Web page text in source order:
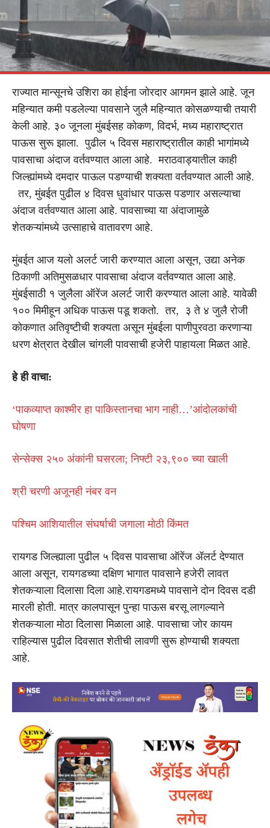
राज्यात मान्सूनचे उशिरा का होईना जोरदार आगमन झाले आहे. जून
महिन्यात कमी पडलेल्या पावसाने जुलै महिन्यात कोसळण्याची तयारी
केली आहे. ३० जूनला मुंबईसह कोकण, विदर्भ, मध्य महाराष्ट्रात
पाऊस सुरू झाला. पुढील ५ दिवस महाराष्ट्रातील काही भागांमध्ये
पावसाचा अंदाज वर्तवण्यात आला आहे. मराठवाड्यातील काही
जिल्ह्यांमध्ये दमदार पाऊल पडण्याची शक्यता वर्तवण्यात आली आहे.
तर, मुंबईत पुढील ४ दिवस धुवांधार पाऊस पडणार असल्याचा
अंदाज वर्तवण्यात आला आहे. पावसाच्या या अंदाजामुळे
शेतकऱ्यांमध्ये उत्साहाचे वातावरण आहे.
मुंबईत आज यलो अलर्ट जारी करण्यात आला असून, उद्या अनेक
ठिकाणी अतिमुसळधार पावसाचा अंदाज वर्तवण्यात आला आहे.
मुंबईसाठी १ जुलैला ऑरेंज अलर्ट जारी करण्यात आला आहे. यावेळी
१०० मिमीहून अधिक पाऊस पडू शकतो. तर, ३ ते ४ जुलै रोजी
कोकणात अतिवृष्टीची शक्यता असून मुंबईला पाणीपुरवठा करणाऱ्या
धरण क्षेत्रात देखील चांगली पावसाची हजेरी पाहायला मिळत आहे.
हे ही वाचा:
‘पाकव्याप्त काश्मीर हा पाकिस्तानचा भाग नाही…’आंदोलकांची
घोषणा
सेन्सेक्स २५० अंकांनी घसरला; निफ्टी २३,९०० च्या खाली
श्री चरणी अजूनही नंबर वन
पश्चिम आशियातील संघर्षाची जगाला मोठी किंमत
रायगड जिल्ह्याला पुढील ५ दिवस पावसाचा ऑरेंज ॲलर्ट देण्यात
आला असून, रायगडच्या दक्षिण भागात पावसाने हजेरी लावत
शेतकऱ्याला दिलासा दिला आहे.रायगडमध्ये पावसाने दोन दिवस दडी
मारली होती. मात्र कालपासून पुन्हा पाऊस बरसू लागल्याने
शेतकऱ्याला मोठा दिलासा मिळाला आहे. पावसाचा जोर कायम
राहिल्यास पुढील दिवसात शेतीची लावणी सुरू होण्याची शक्यता
आहे.